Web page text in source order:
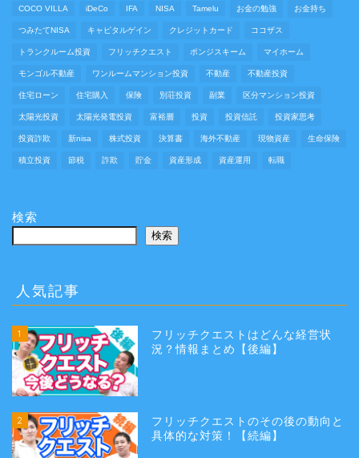
COCO VILLA iDeCo IFA NISA Tamelu お金の勉強 お金持ち
つみたてNISA キャピタルゲイン クレジットカード ココザス
トランクルーム投資 フリッチクエスト ポンジスキーム マイホーム
モンゴル不動産 ワンルームマンション投資 不動産 不動産投資
住宅ローン 住宅購入 保険 別荘投資 副業 区分マンション投資
太陽光投資 太陽光発電投資 富裕層 投資 投資信託 投資家思考
投資詐欺 新nisa 株式投資 決算書 海外不動産 現物資産 生命保険
積立投資 節税 詐欺 貯金 資産形成 資産運用 転職
検索
検索
人気記事
1
フリッチクエストはどんな経営状
況？情報まとめ【後編】
2
フリッチクエストのその後の動向と
具体的な対策！【続編】